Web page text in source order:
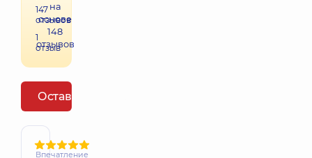
147
отзывов
1
отзыв
на
основе
148
отзывов
Оставить отзыв
Впечатление